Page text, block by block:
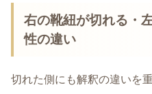
右の靴紐が切れる・
性の違い
切れた側にも解釈の違いを